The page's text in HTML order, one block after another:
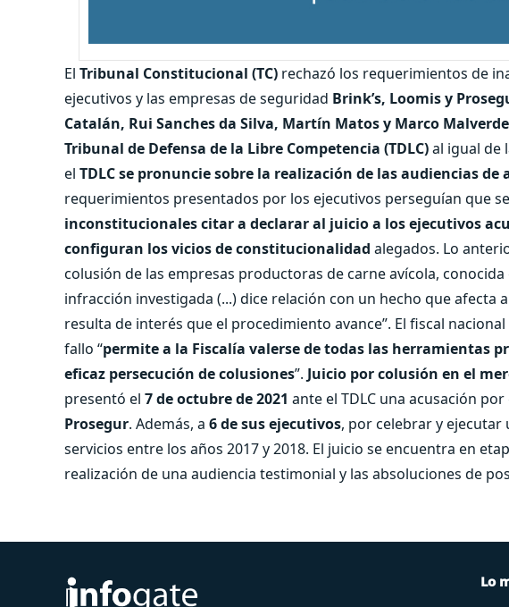
El Tribunal Constitucional (TC) rechazó los requerimientos de
ejecutivos y las empresas de seguridad Brink’s, Loomis y
Catalán, Rui Sanches da Silva, Martín Matos y Marco Malverde
Tribunal de Defensa de la Libre Competencia (TDLC)al igual de
el TDLC se pronuncie sobre la realización de las audiencias de
requerimientos presentados por los ejecutivos perseguían que se
inconstitucionales citar a declarar al juicio a los ejecutivos
configuran los vicios de constitucionalidad alegados. Lo
colusión de las empresas productoras de carne avícola, conocida
infracción investigada (...) dice relación con un hecho que afecta
resulta de interés que el procedimiento avance”. El fiscal
fallo “permite a la Fiscalía valerse de todas las herramientas
eficaz persecución de colusiones”. Juicio por colusión en el
presentó el 7 de octubre de 2021 ante el TDLC una acusación
Prosegur. Además, a 6 de sus ejecutivos, por celebrar y
servicios entre los años 2017 y 2018. El juicio se encuentra en
realización de una audiencia testimonial y las absoluciones de
Lo